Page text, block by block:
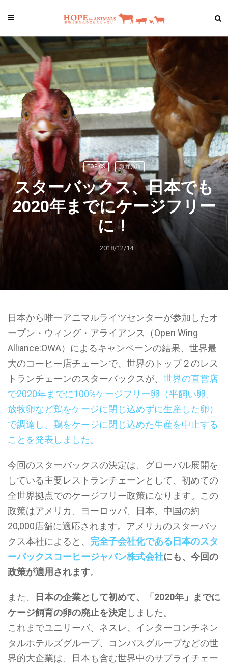
TOPICS 卵 採卵鶏
スターバックス、日本でも
2020年までにケージフリー
に！
2018/12/14
日本から唯一アニマルライツセンターが参加したオ
ープン・ウィング・アライアンス（Open Wing
Alliance:OWA）によるキャンペーンの結果、世界最
大のコーヒー店チェーンで、世界のトップ２のレス
トランチェーンのスターバックスが、 世界の直営店
で2020年までに100%ケージフリー卵（平飼い卵、
放牧卵など鶏をケージに閉じ込めずに生産した卵）
で調達し、鶏をケージに閉じ込めた生産を中止する
ことを発表しました。
今回のスターバックスの決定は、グローバル展開を
している主要レストランチェーンとして、初めての
全世界拠点でのケージフリー政策になります。この
政策はアメリカ、ヨーロッパ、日本、中国の約
20,000店舗に適応されます。アメリカのスターバッ
クス本社によると、 完全子会社化である日本のスタ
ーバックスコーヒージャパン株式会社にも、今回の
政策が適用されます。
また、
日本の企業として初めて、「2020年」までに
ケージ飼育の卵の廃止を決定 しました。
これまでユニリーバ、ネスレ、インターコンチネン
タルホテルズグループ、コンパスグループなどの世
界的大企業は、日本も含む世界中のサプライチェー